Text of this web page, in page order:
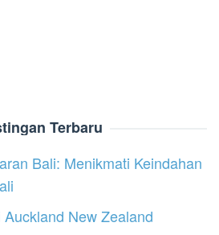
Terbaru
Bali: Menikmati Keindahan
New Zealand